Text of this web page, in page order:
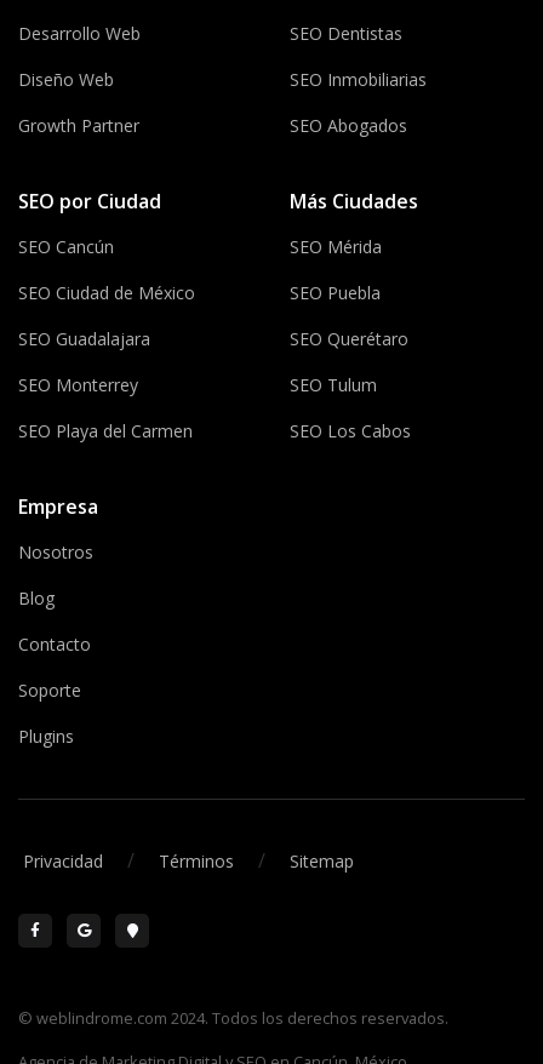
Desarrollo Web
Diseño Web
Growth Partner
SEO Dentistas
SEO Inmobiliarias
SEO Abogados
SEO por Ciudad
SEO Cancún
SEO Ciudad de México
SEO Guadalajara
SEO Monterrey
SEO Playa del Carmen
Más Ciudades
SEO Mérida
SEO Puebla
SEO Querétaro
SEO Tulum
SEO Los Cabos
Empresa
Nosotros
Blog
Contacto
Soporte
Plugins
Privacidad / Términos / Sitemap
© weblindrome.com 2024. Todos los derechos reservados.